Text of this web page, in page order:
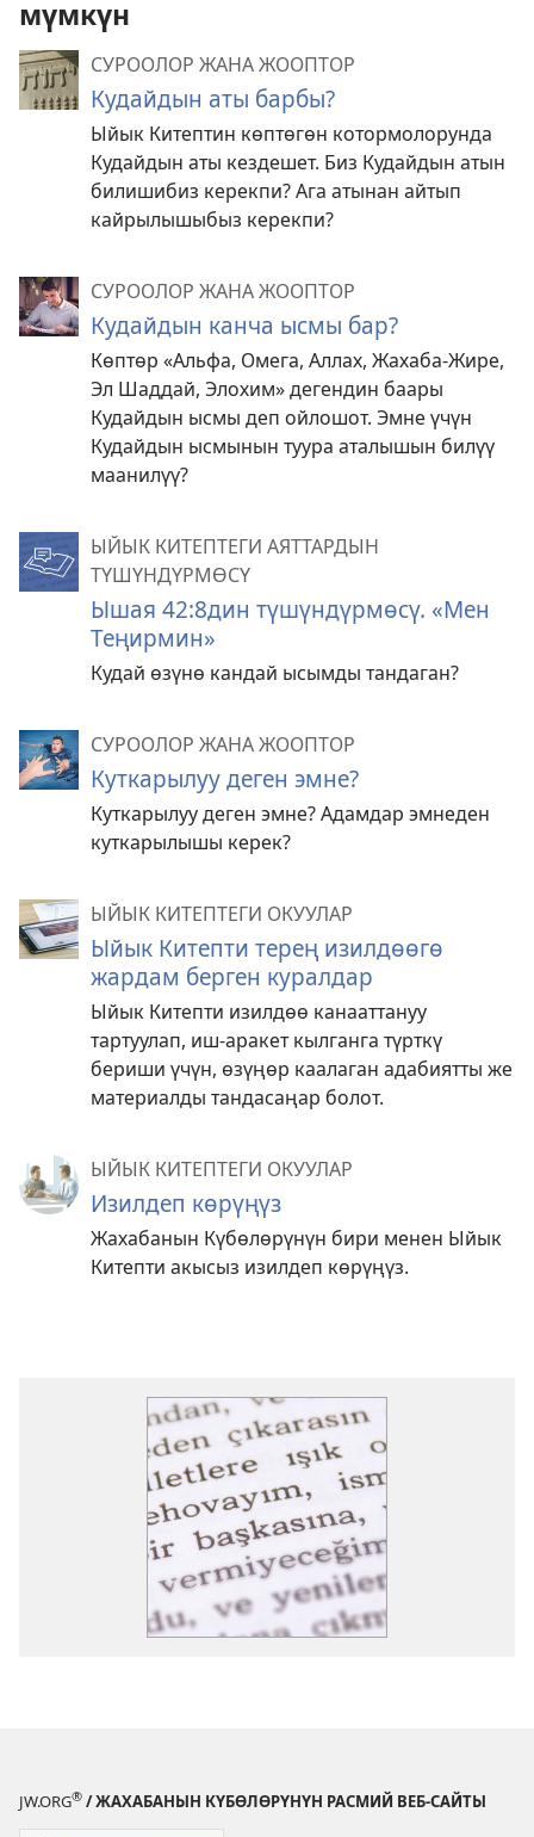
мүмкүн
СУРООЛОР ЖАНА ЖООПТОР
Кудайдын аты барбы?
Ыйык Китептин көптөгөн котормолорунда
Кудайдын аты кездешет. Биз Кудайдын атын
билишибиз керекпи? Ага атынан айтып
кайрылышыбыз керекпи?
СУРООЛОР ЖАНА ЖООПТОР
Кудайдын канча ысмы бар?
Көптөр «Альфа, Омега, Аллах, Жахаба-Жире,
Эл Шаддай, Элохим» дегендин баары
Кудайдын ысмы деп ойлошот. Эмне үчүн
Кудайдын ысмынын туура аталышын билүү
маанилүү?
ЫЙЫК КИТЕПТЕГИ АЯТТАРДЫН
ТҮШҮНДҮРМӨСҮ
Ышая 42:8дин түшүндүрмөсү. «Мен
Теңирмин»
Кудай өзүнө кандай ысымды тандаган?
СУРООЛОР ЖАНА ЖООПТОР
Куткарылуу деген эмне?
Куткарылуу деген эмне? Адамдар эмнеден
куткарылышы керек?
ЫЙЫК КИТЕПТЕГИ ОКУУЛАР
Ыйык Китепти терең изилдөөгө
жардам берген куралдар
Ыйык Китепти изилдөө канааттануу
тартуулап, иш-аракет кылганга түрткү
бериши үчүн, өзүңөр каалаган адабиятты же
материалды тандасаңар болот.
ЫЙЫК КИТЕПТЕГИ ОКУУЛАР
Изилдеп көрүңүз
Жахабанын Күбөлөрүнүн бири менен Ыйык
Китепти акысыз изилдеп көрүңүз.
JW.ORG® / ЖАХАБАНЫН КҮБӨЛӨРҮНҮН РАСМИЙ ВЕБ-САЙТЫ